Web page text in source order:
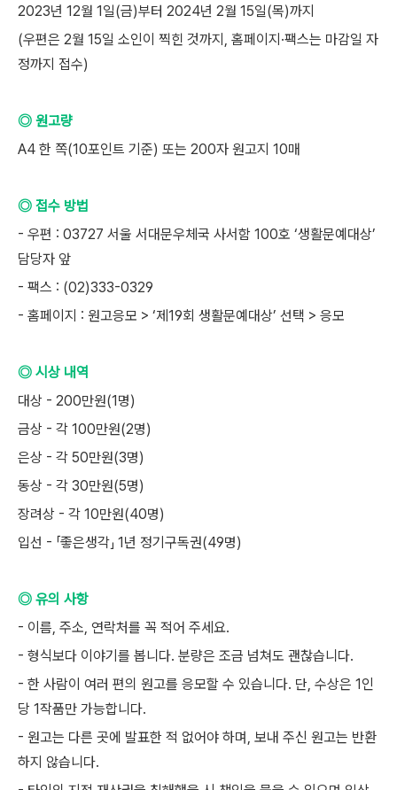
2023년 12월 1일(금)부터 2024년 2월 15일(목)까지
(우편은 2월 15일 소인이 찍힌 것까지, 홈페이지·팩스는 마감일 자
정까지 접수)
◎ 원고량
A4 한 쪽(10포인트 기준) 또는 200자 원고지 10매
◎ 접수 방법
- 우편 : 03727 서울 서대문우체국 사서함 100호 ‘생활문예대상’
담당자 앞
- 팩스 : (02)333-0329
- 홈페이지 : 원고응모 > ‘제19회 생활문예대상’ 선택 > 응모
◎ 시상 내역
대상 - 200만원(1명)
금상 - 각 100만원(2명)
은상 - 각 50만원(3명)
동상 - 각 30만원(5명)
장려상 - 각 10만원(40명)
입선 - 「좋은생각」 1년 정기구독권(49명)
◎ 유의 사항
- 이름, 주소, 연락처를 꼭 적어 주세요.
- 형식보다 이야기를 봅니다. 분량은 조금 넘쳐도 괜찮습니다.
- 한 사람이 여러 편의 원고를 응모할 수 있습니다. 단, 수상은 1인
당 1작품만 가능합니다.
- 원고는 다른 곳에 발표한 적 없어야 하며, 보내 주신 원고는 반환
하지 않습니다.